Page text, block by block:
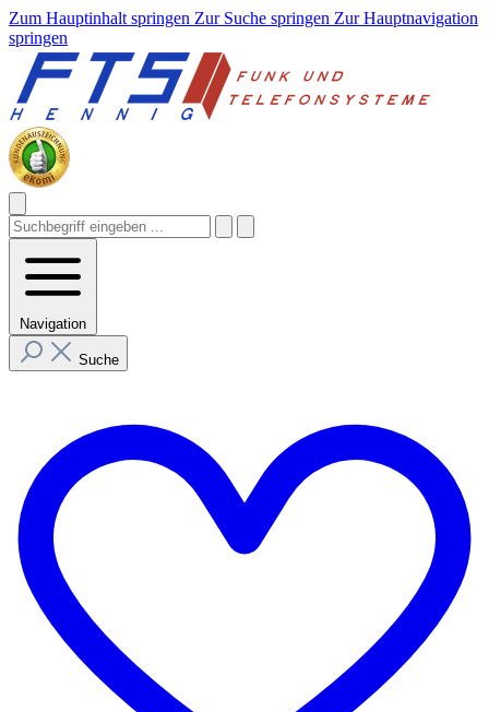
Zum Hauptinhalt springen Zur Suche springen Zur Hauptnavigation
springen
Navigation
Suche